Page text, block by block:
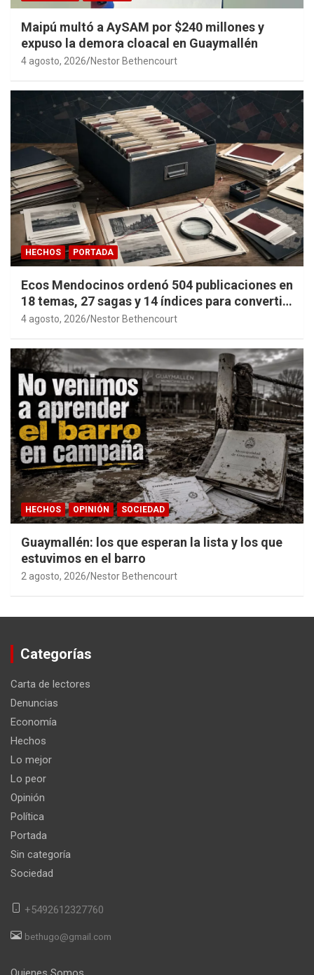
Maipú multó a AySAM por $240 millones y
expuso la demora cloacal en Guaymallén
4 agosto, 2026 Nestor Bethencourt
HECHOS PORTADA
Ecos Mendocinos ordenó 504 publicaciones en
18 temas, 27 sagas y 14 índices para convertir
años de investigación en memoria pública
4 agosto, 2026 Nestor Bethencourt
HECHOS OPINIÓN SOCIEDAD
Guaymallén: los que esperan la lista y los que
estuvimos en el barro
2 agosto, 2026 Nestor Bethencourt
Categorías
Carta de lectores
Denuncias
Economía
Hechos
Lo mejor
Lo peor
Opinión
Política
Portada
Sin categoría
Sociedad
+5492612327760
bethugo@gmail.com